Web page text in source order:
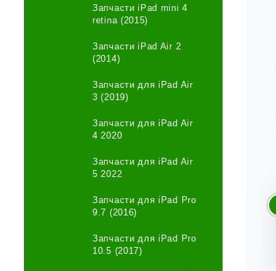
Запчасти iPad mini 4
retina (2015)
Запчасти iPad Air 2
(2014)
Запчасти для iPad Air
3 (2019)
Запчасти для iPad Air
4 2020
Запчасти для iPad Air
5 2022
Запчасти для iPad Pro
9.7 (2016)
Запчасти для iPad Pro
10.5 (2017)